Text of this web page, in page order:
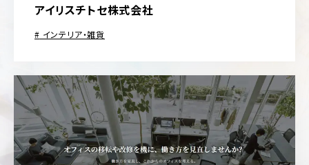
アイリスチトセ株式会社
インテリア・雑貨